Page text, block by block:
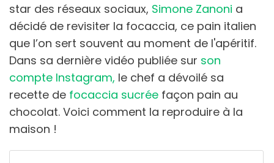
star des réseaux sociaux, Simone Zanoni a
décidé de revisiter la focaccia, ce pain italien
que l’on sert souvent au moment de l'apéritif.
Dans sa dernière vidéo publiée sur son
compte Instagram, le chef a dévoilé sa
recette de focaccia sucrée façon pain au
chocolat. Voici comment la reproduire à la
maison !